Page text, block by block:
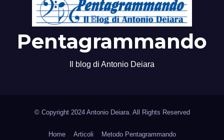
Pentagrammando
Il blog di Antonio Deiara
© Copyright 2024 Antonio Deiara. All Rights Reserved
Home Articoli Metodo Pentagrammando